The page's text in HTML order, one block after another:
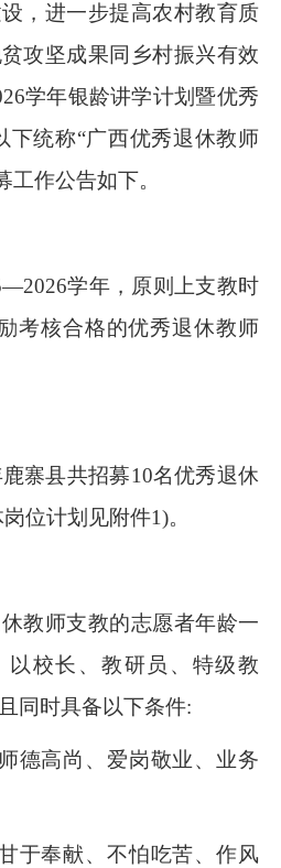
，进一步提高农村教育质
攻坚成果同乡村振兴有效
学年银龄讲学计划暨优秀
下统称“广西优秀退休教师
工作公告如下。
学年，原则上支教时
考核合格的优秀退休教师
寨县共招募10名优秀退休
位计划见附件1)。
教师支教的志愿者年龄一
校长、教研员、特级教
同时具备以下条件:
德高尚、爱岗敬业、业务
于奉献、不怕吃苦、作风